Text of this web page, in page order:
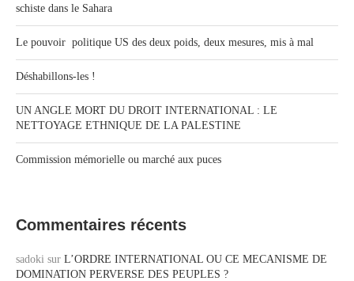
schiste dans le Sahara
Le pouvoir politique US des deux poids, deux mesures, mis à mal
Déshabillons-les !
UN ANGLE MORT DU DROIT INTERNATIONAL : LE
NETTOYAGE ETHNIQUE DE LA PALESTINE
Commission mémorielle ou marché aux puces
Commentaires récents
sadoki sur L’ORDRE INTERNATIONAL OU CE MECANISME DE
DOMINATION PERVERSE DES PEUPLES ?